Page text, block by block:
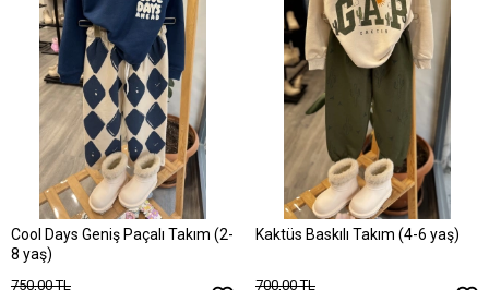
Cool Days Geniş Paçalı Takım (2-
8 yaş)
750,00 TL
Kaktüs Baskılı Takım (4-6 yaş)
700,00 TL